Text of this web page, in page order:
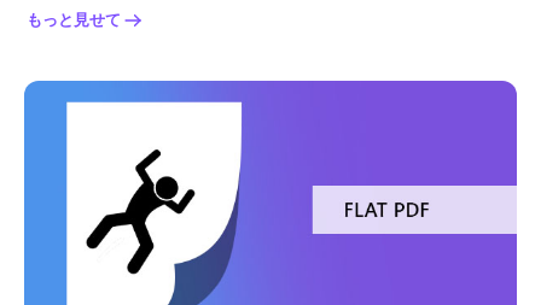
される複数のページを表します。&ldquo;N&rdquo; はページ数を意味
もっと見せて